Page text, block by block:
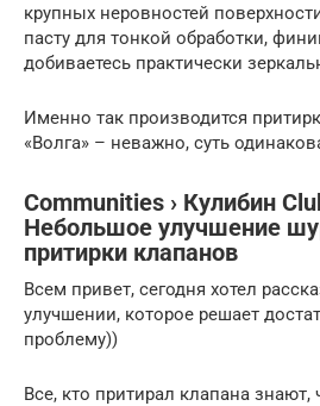
крупных неровностей
пасту для тонкой обработки,
добиваетесь практически
Именно так производится
«Волга» – неважно, суть
Communities › Кулибин
Небольшое улучшение
притирки клапанов
Всем привет, сегодня хотел
улучшении, которое решает
проблему))
Все, кто притирал клапана знают,